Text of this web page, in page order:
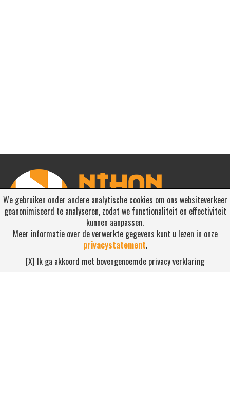
We gebruiken onder andere analytische cookies om ons websiteverkeer
geanonimiseerd te analyseren, zodat we functionaliteit en effectiviteit
kunnen aanpassen.
Meer informatie over de verwerkte gegevens kunt u lezen in onze
privacystatement.
[X] Ik ga akkoord met bovengenoemde privacy verklaring